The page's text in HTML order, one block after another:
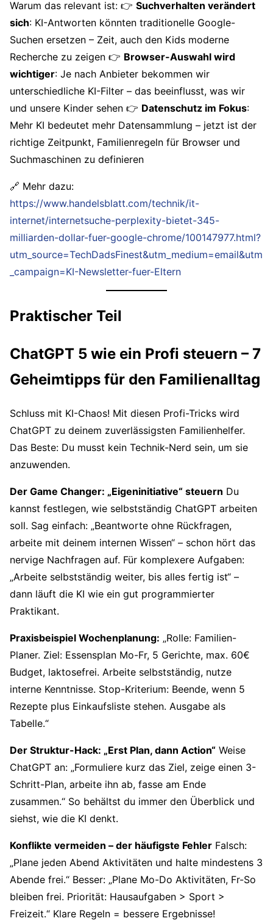
Warum das relevant ist: 👉 Suchverhalten verändert
sich: KI-Antworten könnten traditionelle Google-
Suchen ersetzen – Zeit, auch den Kids moderne
Recherche zu zeigen 👉 Browser-Auswahl wird
wichtiger: Je nach Anbieter bekommen wir
unterschiedliche KI-Filter – das beeinflusst, was wir
und unsere Kinder sehen 👉 Datenschutz im Fokus:
Mehr KI bedeutet mehr Datensammlung – jetzt ist der
richtige Zeitpunkt, Familienregeln für Browser und
Suchmaschinen zu definieren
🔗 Mehr dazu:
https://www.handelsblatt.com/technik/it-
internet/internetsuche-perplexity-bietet-345-
milliarden-dollar-fuer-google-chrome/100147977.html?
utm_source=TechDadsFinest&utm_medium=email&utm
_campaign=KI-Newsletter-fuer-Eltern
Praktischer Teil
ChatGPT 5 wie ein Profi steuern – 7
Geheimtipps für den Familienalltag
Schluss mit KI-Chaos! Mit diesen Profi-Tricks wird
ChatGPT zu deinem zuverlässigsten Familienhelfer.
Das Beste: Du musst kein Technik-Nerd sein, um sie
anzuwenden.
Der Game Changer: „Eigeninitiative“ steuern Du
kannst festlegen, wie selbstständig ChatGPT arbeiten
soll. Sag einfach: „Beantworte ohne Rückfragen,
arbeite mit deinem internen Wissen“ – schon hört das
nervige Nachfragen auf. Für komplexere Aufgaben:
„Arbeite selbstständig weiter, bis alles fertig ist“ –
dann läuft die KI wie ein gut programmierter
Praktikant.
Praxisbeispiel Wochenplanung: „Rolle: Familien-
Planer. Ziel: Essensplan Mo-Fr, 5 Gerichte, max. 60€
Budget, laktosefrei. Arbeite selbstständig, nutze
interne Kenntnisse. Stop-Kriterium: Beende, wenn 5
Rezepte plus Einkaufsliste stehen. Ausgabe als
Tabelle.“
Der Struktur-Hack: „Erst Plan, dann Action“ Weise
ChatGPT an: „Formuliere kurz das Ziel, zeige einen 3-
Schritt-Plan, arbeite ihn ab, fasse am Ende
zusammen.“ So behältst du immer den Überblick und
siehst, wie die KI denkt.
Konflikte vermeiden – der häufigste Fehler Falsch:
„Plane jeden Abend Aktivitäten und halte mindestens 3
Abende frei.“ Besser: „Plane Mo-Do Aktivitäten, Fr-So
bleiben frei. Priorität: Hausaufgaben > Sport >
Freizeit.“ Klare Regeln = bessere Ergebnisse!